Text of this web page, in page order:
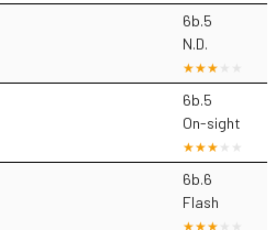
6b.5
N.D.
6b.5
On-sight
6b.6
Flash